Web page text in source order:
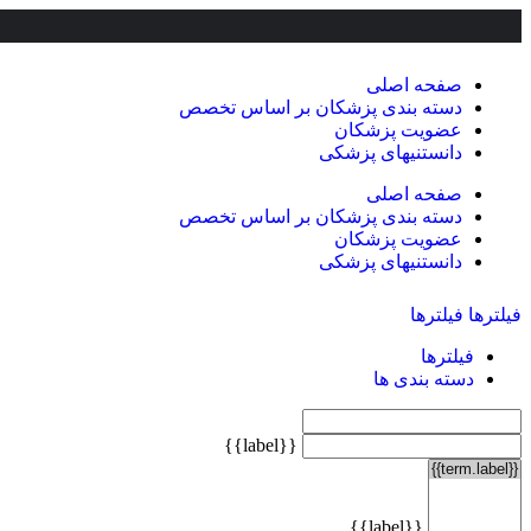
صفحه اصلی
دسته بندی پزشکان بر اساس تخصص
عضویت پزشکان
دانستنیهای پزشکی
صفحه اصلی
دسته بندی پزشکان بر اساس تخصص
عضویت پزشکان
دانستنیهای پزشکی
فیلترها فیلترها
فیلترها
دسته بندی ها
{{label}}
{{label}}